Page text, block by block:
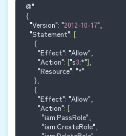
@"
{
"Version": "2012-10-17"
"Statement": [
    {
"Effect": "Allow"
"Action": ["s3:*"],
"Resource": "*"
    },
    {
"Effect": "Allow"
"Action": [
"iam:PassRole"
"iam:CreateRole"